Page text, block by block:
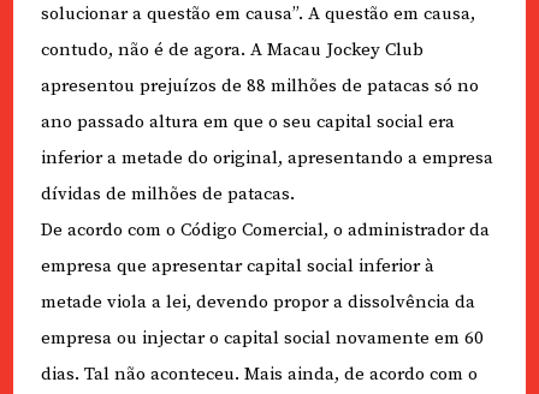
solucionar a questão em causa”. A questão em causa,
contudo, não é de agora. A Macau Jockey Club
apresentou prejuízos de 88 milhões de patacas só no
ano passado altura em que o seu capital social era
inferior a metade do original, apresentando a empresa
dívidas de milhões de patacas.
De acordo com o Código Comercial, o administrador da
empresa que apresentar capital social inferior à
metade viola a lei, devendo propor a dissolvência da
empresa ou injectar o capital social novamente em 60
dias. Tal não aconteceu. Mais ainda, de acordo com o